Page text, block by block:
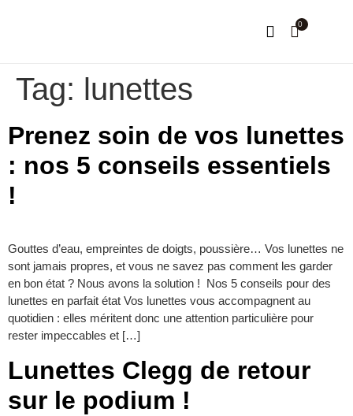
0
Tag: lunettes
Prenez soin de vos lunettes
: nos 5 conseils essentiels
!
Gouttes d’eau, empreintes de doigts, poussière… Vos lunettes ne
sont jamais propres, et vous ne savez pas comment les garder
en bon état ? Nous avons la solution ! Nos 5 conseils pour des
lunettes en parfait état Vos lunettes vous accompagnent au
quotidien : elles méritent donc une attention particulière pour
rester impeccables et […]
Lunettes Clegg de retour
sur le podium !